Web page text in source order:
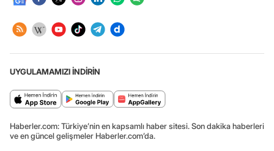
UYGULAMAMIZI İNDİRİN
Haberler.com: Türkiye’nin en kapsamlı haber sitesi. Son dakika haberleri
ve en güncel gelişmeler Haberler.com’da.